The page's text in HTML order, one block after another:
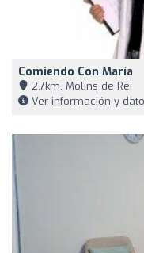
Comiendo Con María
2,7km, Molins de Rei
Ver información y